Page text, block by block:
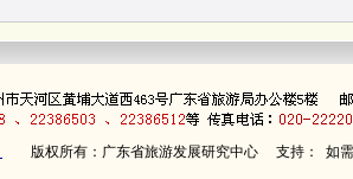
版权所有：广东省旅游发展研究中心 支持： 如需